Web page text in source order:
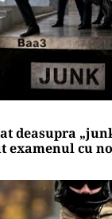
deasupra
examenul cu